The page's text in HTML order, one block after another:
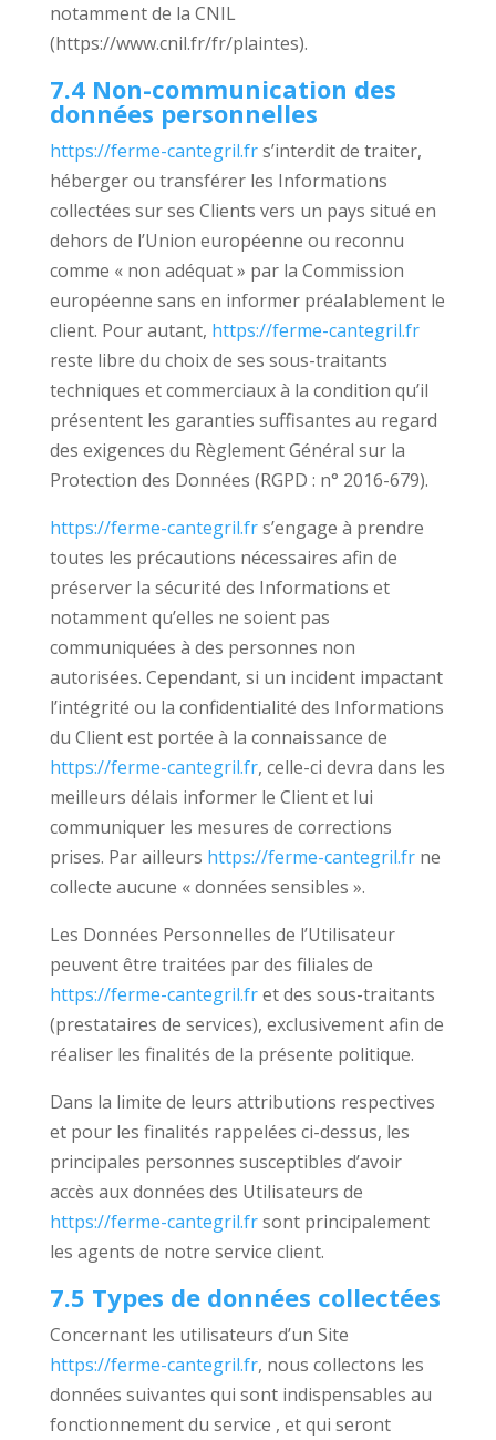
notamment de la CNIL
(https://www.cnil.fr/fr/plaintes).
7.4 Non-communication des
données personnelles
https://ferme-cantegril.frs’interdit de traiter,
héberger ou transférer les Informations
collectées sur ses Clients vers un pays situé en
dehors de l’Union européenne ou reconnu
comme « non adéquat » par la Commission
européenne sans en informer préalablement le
client. Pour autant, https://ferme-cantegril.fr
reste libre du choix de ses sous-traitants
techniques et commerciaux à la condition qu’il
présentent les garanties suffisantes au regard
des exigences du Règlement Général sur la
Protection des Données (RGPD : n° 2016-679).
https://ferme-cantegril.frs’engage à prendre
toutes les précautions nécessaires afin de
préserver la sécurité des Informations et
notamment qu’elles ne soient pas
communiquées à des personnes non
autorisées. Cependant, si un incident impactant
l’intégrité ou la confidentialité des Informations
du Client est portée à la connaissance de
https://ferme-cantegril.fr, celle-ci devra dans les
meilleurs délais informer le Client et lui
communiquer les mesures de corrections
prises. Par ailleurs https://ferme-cantegril.frne
collecte aucune « données sensibles ».
Les Données Personnelles de l’Utilisateur
peuvent être traitées par des filiales de
https://ferme-cantegril.fret des sous-traitants
(prestataires de services), exclusivement afin de
réaliser les finalités de la présente politique.
Dans la limite de leurs attributions respectives
et pour les finalités rappelées ci-dessus, les
principales personnes susceptibles d’avoir
accès aux données des Utilisateurs de
https://ferme-cantegril.frsont principalement
les agents de notre service client.
7.5 Types de données collectées
Concernant les utilisateurs d’un Site
https://ferme-cantegril.fr, nous collectons les
données suivantes qui sont indispensables au
fonctionnement du service , et qui seront